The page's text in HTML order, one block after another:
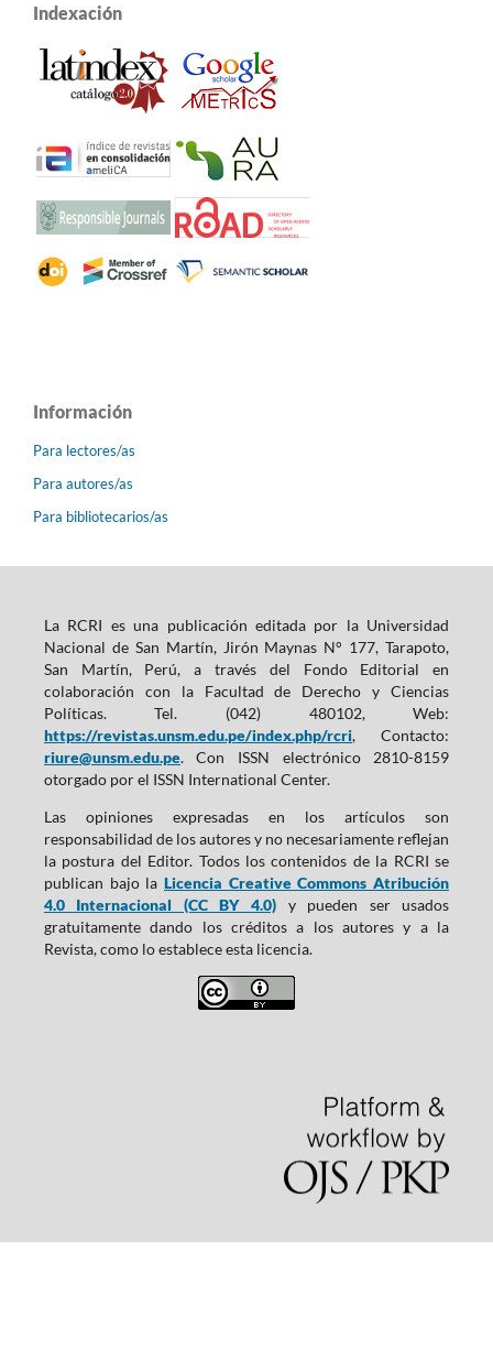
Indexación
Información
Para lectores/as
Para autores/as
Para bibliotecarios/as
La RCRI es una publicación editada por la Universidad
Nacional de San Martín, Jirón Maynas N° 177, Tarapoto,
San Martín, Perú, a través del Fondo Editorial en
colaboración con la Facultad de Derecho y Ciencias
Políticas. Tel. (042) 480102, Web:
https://revistas.unsm.edu.pe/index.php/rcri, Contacto:
riure@unsm.edu.pe. Con ISSN electrónico 2810-8159
otorgado por el ISSN International Center.
Las opiniones expresadas en los artículos son
responsabilidad de los autores y no necesariamente reflejan
la postura del Editor. Todos los contenidos de la RCRI se
publican bajo la Licencia Creative Commons Atribución
4.0 Internacional (CC BY 4.0) y pueden ser usados
gratuitamente dando los créditos a los autores y a la
Revista, como lo establece esta licencia.